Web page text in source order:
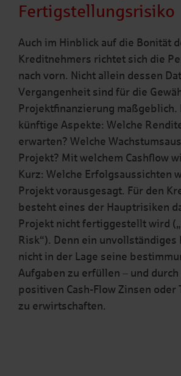
Fertigstellungsrisiko
Auch im Hinblick auf die Bonität
Kreditnehmers richtet sich die
nach vorn. Nicht allein dessen
Vergangenheit sind für die
Projektfinanzierung maßgeblich.
künftige Aspekte: Welche
erwarten? Welche
Projekt? Mit welchem Cashflow
Kurz: Welche Erfolgsaussichten
Projekt vorausgesagt. Für den
besteht eines der Hauptrisiken
Projekt nicht fertiggestellt wird
Risk“). Denn ein
nicht in der Lage seine
Aufgaben zu erfüllen – und durch
positiven Cash-Flow Zinsen oder
zu erwirtschaften.